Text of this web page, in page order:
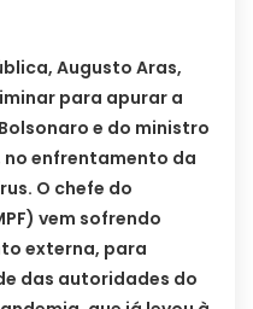
Augusto Aras,
para apurar a
e do ministro
no enfrentamento da
O chefe do
vem sofrendo
externa, para
das autoridades do